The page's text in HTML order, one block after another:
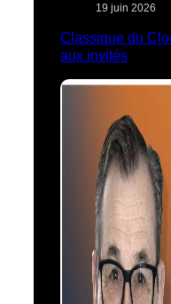
19 juin 2026
Classique du
aux invités